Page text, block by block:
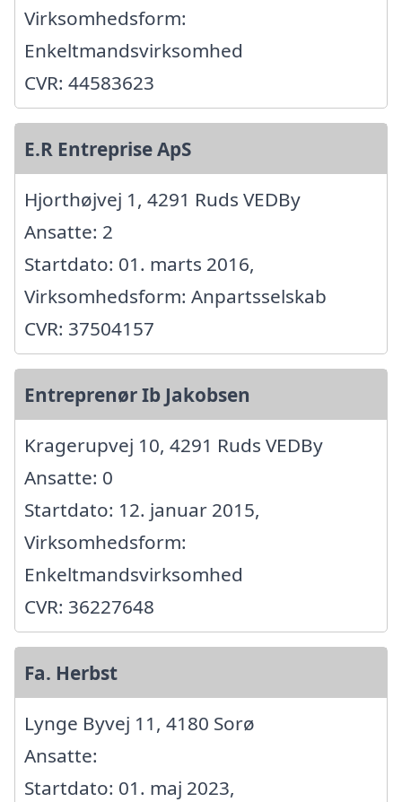
Virksomhedsform:
Enkeltmandsvirksomhed
CVR: 44583623
E.R Entreprise ApS
Hjorthøjvej 1, 4291 Ruds VEDBy
Ansatte: 2
Startdato: 01. marts 2016,
Virksomhedsform: Anpartsselskab
CVR: 37504157
Entreprenør Ib Jakobsen
Kragerupvej 10, 4291 Ruds VEDBy
Ansatte: 0
Startdato: 12. januar 2015,
Virksomhedsform:
Enkeltmandsvirksomhed
CVR: 36227648
Fa. Herbst
Lynge Byvej 11, 4180 Sorø
Ansatte:
Startdato: 01. maj 2023,